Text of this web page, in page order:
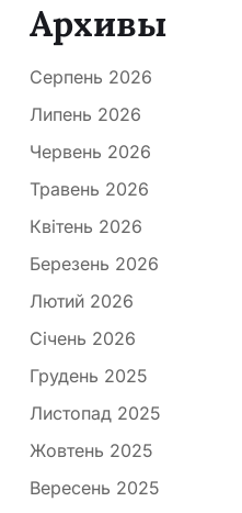
Архивы
Серпень 2026
Липень 2026
Червень 2026
Травень 2026
Квітень 2026
Березень 2026
Лютий 2026
Січень 2026
Грудень 2025
Листопад 2025
Жовтень 2025
Вересень 2025